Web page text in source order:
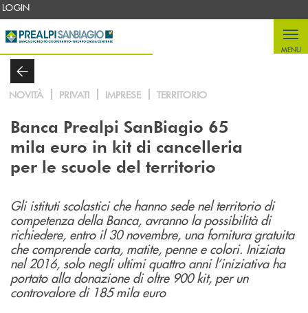
Salta al contenuto principale
LOGIN
MENU
NOVITÀ PRIVATI IMPRESE TERRITORIO
Banca Prealpi SanBiagio 65
mila euro in kit di cancelleria
per le scuole del territorio
Gli istituti scolastici che hanno sede nel territorio di
competenza della Banca, avranno la possibilità di
richiedere, entro il 30 novembre, una fornitura gratuita
che comprende carta, matite, penne e colori. Iniziata
nel 2016, solo negli ultimi quattro anni l’iniziativa ha
portato alla donazione di oltre 900 kit, per un
controvalore di 185 mila euro